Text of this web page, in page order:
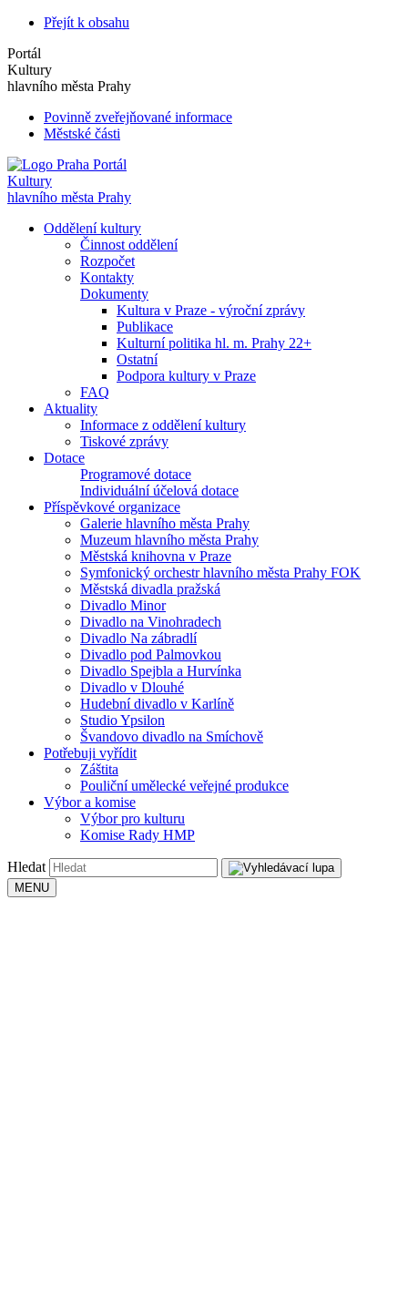
Přejít k obsahu
Portál
Kultury
hlavního města Prahy
Povinně zveřejňované informace
Městské části
Portál
Kultury
hlavního města Prahy
Oddělení kultury
Činnost oddělení
Rozpočet
Kontakty
Dokumenty
Kultura v Praze - výroční zprávy
Publikace
Kulturní politika hl. m. Prahy 22+
Ostatní
Podpora kultury v Praze
FAQ
Aktuality
Informace z oddělení kultury
Tiskové zprávy
Dotace
Programové dotace
Individuální účelová dotace
Příspěvkové organizace
Galerie hlavního města Prahy
Muzeum hlavního města Prahy
Městská knihovna v Praze
Symfonický orchestr hlavního města Prahy FOK
Městská divadla pražská
Divadlo Minor
Divadlo na Vinohradech
Divadlo Na zábradlí
Divadlo pod Palmovkou
Divadlo Spejbla a Hurvínka
Divadlo v Dlouhé
Hudební divadlo v Karlíně
Studio Ypsilon
Švandovo divadlo na Smíchově
Potřebuji vyřídit
Záštita
Pouliční umělecké veřejné produkce
Výbor a komise
Výbor pro kulturu
Komise Rady HMP
Hledat
MENU